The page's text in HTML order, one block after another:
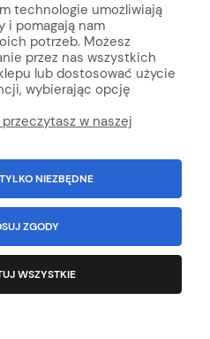
niczy xlak.pl ★ ★
z topową obsługą klienta
kosmetyki do auto detailingu,
i technologia w handlu od 1992
NIP: 6792981694
- zabronione.
technologie umożliwiają
i pomagają nam
potrzeb. Możesz
przez nas wszystkich
lub dostosować użycie
wybierając opcję
w naszej
NIEZBĘDNE
ZGODY
WSZYSTKIE